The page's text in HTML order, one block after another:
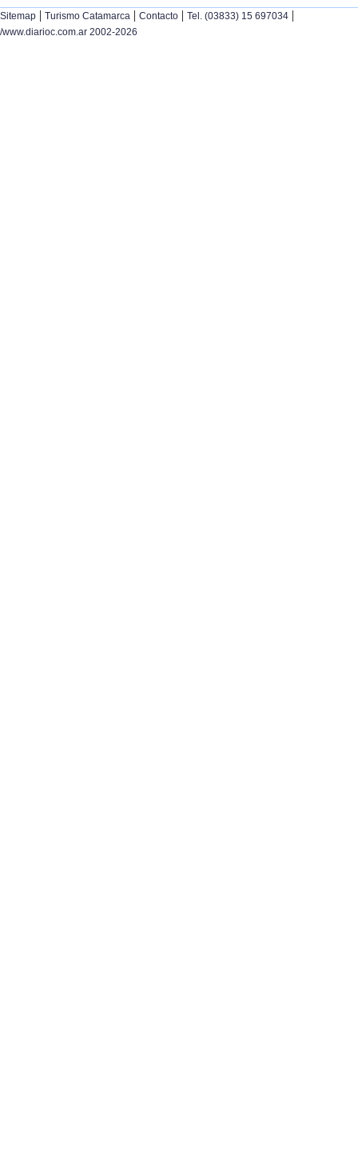
Sitemap | Turismo Catamarca | Contacto | Tel. (03833) 15 697034 |
/www.diarioc.com.ar 2002-2026